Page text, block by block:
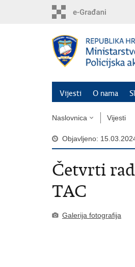
Vijesti O nama
Naslovnica Vijesti
Objavljeno:
Četvrti
TAC
Galerija fotografija